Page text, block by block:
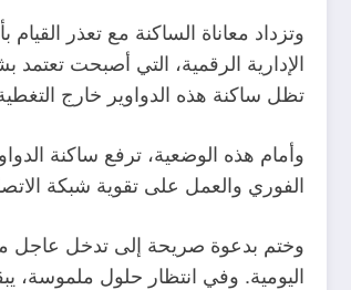
وتزداد معاناة الساكنة مع تعذر
الإدارية الرقمية، التي أصبحت
تظل ساكنة هذه الدواوير خارج
وأمام هذه الوضعية، ترفع ساكنة
الفوري والعمل على تقوية شبكة
وختم بدعوة صريحة إلى تدخل عاجل
اليومية. وفي انتظار حلول ملموسة،